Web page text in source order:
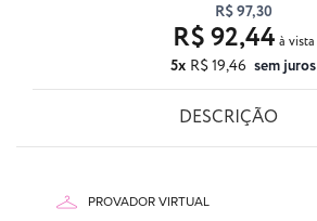
R$ 97,30
5x R$ 19,46 sem juros
R$ 92,44
DESCRIÇÃO
PROVADOR VIRTUAL